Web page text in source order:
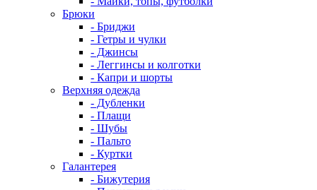
Брюки
- Бриджи
- Гетры и чулки
- Джинсы
- Леггинсы и колготки
- Капри и шорты
Верхняя одежда
- Дубленки
- Плащи
- Шубы
- Пальто
- Куртки
Галантерея
- Бижутерия